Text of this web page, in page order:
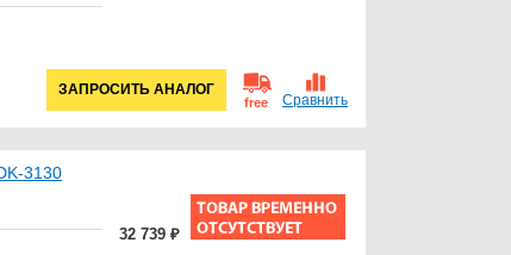
Сравнить
ЗАПРОСИТЬ АНАЛОГ
free
3130
32 739 ₽